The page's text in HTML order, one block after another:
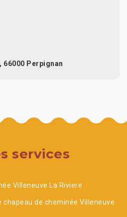
66000 Perpignan
services
Villeneuve La Riviere
chapeau de cheminée Villeneuve